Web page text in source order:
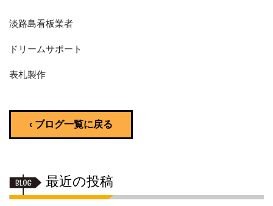
淡路島看板業者
ドリームサポート
表札製作
‹ ブログ一覧に戻る
最近の投稿